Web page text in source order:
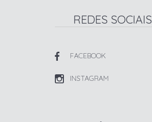
REDES SOCIAIS
FACEBOOK
INSTAGRAM